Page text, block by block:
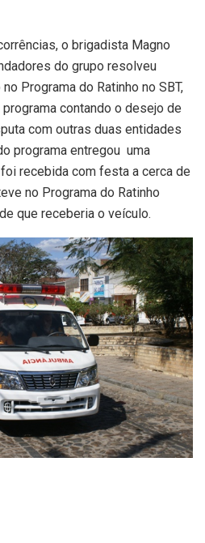
o brigadista Magno
do grupo resolveu
Programa do Ratinho no SBT,
contando o desejo de
com outras duas entidades
programa entregou uma
recebida com festa a cerca de
no Programa do Ratinho
que receberia o veículo.